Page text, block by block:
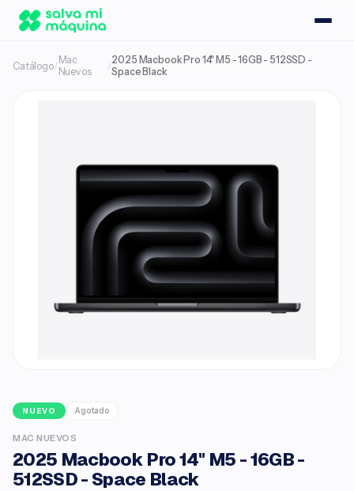
Catálogo/ Mac
Nuevos
/2025 Macbook Pro 14" M5 - 16GB - 512SSD -
Space Black
NUEVO Agotado
MAC NUEVOS
2025 Macbook Pro 14" M5 - 16GB -
512SSD - Space Black